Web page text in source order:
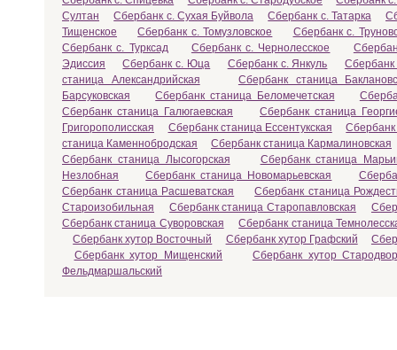
Султан
Сбербанк с. Сухая Буйвола Сбербанк с. Татарка
Тищенское
Сбербанк с. Томузловское
Сбербанк с.
Сбербанк с. Турксад
Сбербанк с. Чернолесское
Эдиссия
Сбербанк с. Юца Сбербанк с. Янкуль
Сбербанк
станица Александрийская
Сбербанк станица
Барсуковская
Сбербанк станица Беломечетская
Сбербанк станица Галюгаевская
Сбербанк станица
Григорополисская
Сбербанк станица Ессентукская
Сбербанк
станица Каменнобродская
Сбербанк станица Кармалиновская
Сбербанк станица Лысогорская
Сбербанк станица
Незлобная
Сбербанк станица Новомарьевская
Сбербанк станица Расшеватская
Сбербанк станица
Староизобильная
Сбербанк станица Старопавловская
Сбербанк станица Суворовская
Сбербанк станица
Сбербанк хутор Восточный
Сбербанк хутор Графский
Сбербанк хутор Мищенский
Сбербанк хутор
Фельдмаршальский